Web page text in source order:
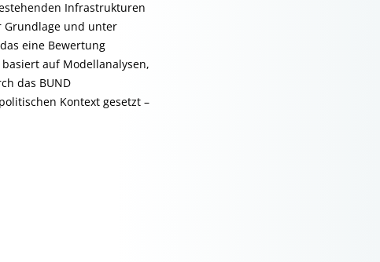
Infrastrukturen
Grundlage und unter
eine Bewertung
auf Modellanalysen,
das BUND
Kontext gesetzt –